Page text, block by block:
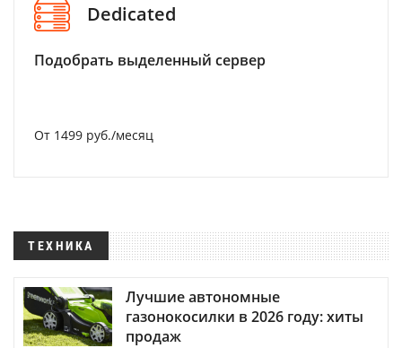
Dedicated
Подобрать выделенный сервер
От 1499 руб./месяц
ТЕХНИКА
Лучшие автономные
газонокосилки в 2026 году: хиты
продаж